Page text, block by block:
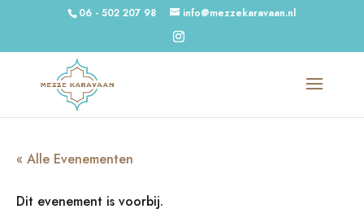
06 - 502 207 98 info@mezzekaravaan.nl
« Alle Evenementen
Dit evenement is voorbij.